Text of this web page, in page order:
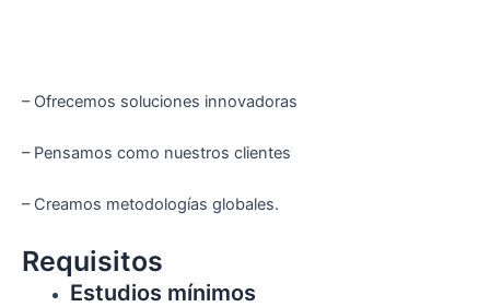
– Ofrecemos soluciones innovadoras
– Pensamos como nuestros clientes
– Creamos metodologías globales.
Requisitos
Estudios mínimos